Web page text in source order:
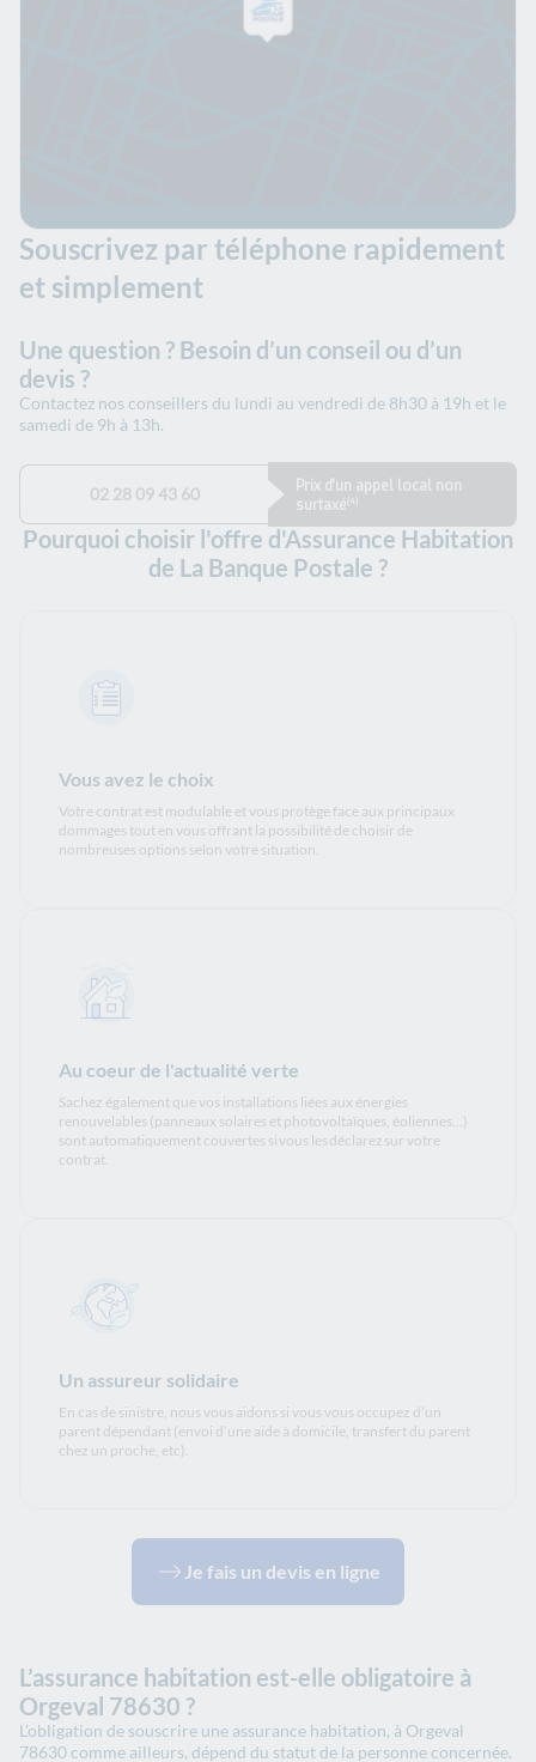
Souscrivez par téléphone rapidement
et simplement
Une question ? Besoin d’un conseil ou d’un
devis ?
Contactez nos conseillers du lundi au vendredi de 8h30 à 19h et le
samedi de 9h à 13h.
02 28 09 43 60
Prix d'un appel local non
surtaxé
Pourquoi choisir l'offre d'Assurance Habitation
de La Banque Postale ?
Vous avez le choix
Votre contrat est modulable et vous protège face aux principaux
dommages tout en vous offrant la possibilité de choisir de
nombreuses options selon votre situation.
Au coeur de l'actualité verte
Sachez également que vos installations liées aux énergies
renouvelables (panneaux solaires et photovoltaïques, éoliennes...)
sont automatiquement couvertes si vous les déclarez sur votre
contrat.
Un assureur solidaire
En cas de sinistre, nous vous aidons si vous vous occupez d’un
parent dépendant (envoi d’une aide à domicile, transfert du parent
chez un proche, etc).
Je fais un devis en ligne
L’assurance habitation est-elle obligatoire à
Orgeval 78630 ?
L’obligation de souscrire une assurance habitation, à Orgeval
78630 comme ailleurs, dépend du statut de la personne concernée.